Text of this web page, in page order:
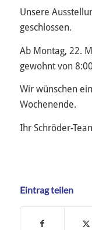
Unsere
geschlossen.
Ab Montag, 22.
gewohnt von
Wir wünschen
Wochenende.
Ihr Schröder-
Eintrag teilen